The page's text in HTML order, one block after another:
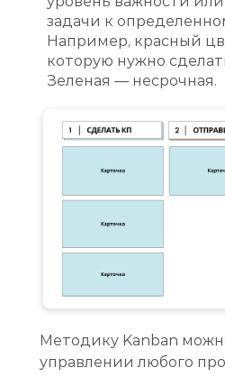
задачи к
Например, красный
которую нужно
Зеленая — несрочная.
Методику Kanban
управлении любого